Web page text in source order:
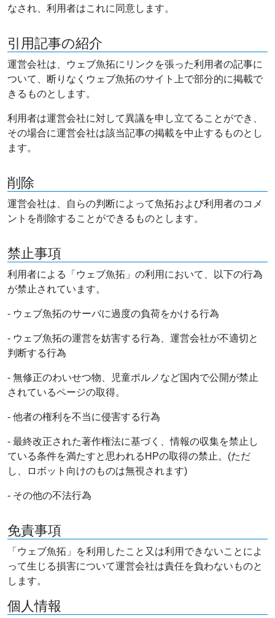
なされ、利用者はこれに同意します。
引用記事の紹介
運営会社は、ウェブ魚拓にリンクを張った利用者の記事に
ついて、断りなくウェブ魚拓のサイト上で部分的に掲載で
きるものとします。
利用者は運営会社に対して異議を申し立てることができ、
その場合に運営会社は該当記事の掲載を中止するものとし
ます。
削除
運営会社は、自らの判断によって魚拓および利用者のコメ
ントを削除することができるものとします。
禁止事項
利用者による「ウェブ魚拓」の利用において、以下の行為
が禁止されています。
- ウェブ魚拓のサーバに過度の負荷をかける行為
- ウェブ魚拓の運営を妨害する行為、運営会社が不適切と
判断する行為
- 無修正のわいせつ物、児童ポルノなど国内で公開が禁止
されているページの取得。
- 他者の権利を不当に侵害する行為
- 最終改正された著作権法に基づく、情報の収集を禁止し
ている条件を満たすと思われるHPの取得の禁止。(ただ
し、ロボット向けのものは無視されます)
- その他の不法行為
免責事項
「ウェブ魚拓」を利用したこと又は利用できないことによ
って生じる損害について運営会社は責任を負わないものと
します。
個人情報